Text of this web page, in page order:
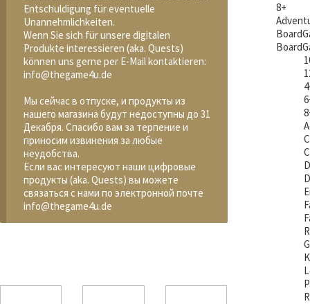
Entschuldigung für eventuelle
Unannehmlichkeiten.
Wenn Sie sich für unsere digitalen
Produkte interessieren (aka. Quests)
können uns gerne per E-Mail kontaktieren:
info@thegame4u.de
Мы сейчас в отпуске, и продукты из
нашего магазина будут недоступны до 31
Декабря. Спасибо вам за терпение и
приносим извинения за любые
неудобства.
Если вас интересуют наши цифровые
продукты (aka. Quests) вы можете
связаться с нами по электронной почте
info@thegame4u.de
8+